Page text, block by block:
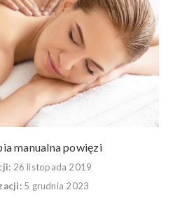
manualna powięzi
26 listopada 2019
5 grudnia 2023